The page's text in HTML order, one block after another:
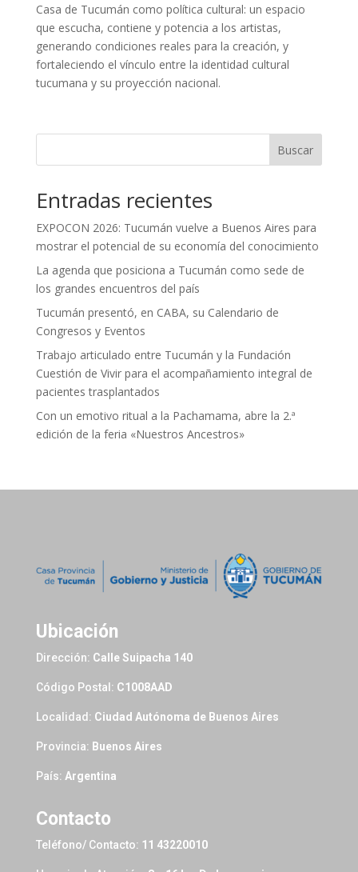
Casa de Tucumán como política cultural: un espacio
que escucha, contiene y potencia a los artistas,
generando condiciones reales para la creación, y
fortaleciendo el vínculo entre la identidad cultural
tucumana y su proyección nacional.
Buscar
Entradas recientes
EXPOCON 2026: Tucumán vuelve a Buenos Aires para
mostrar el potencial de su economía del conocimiento
La agenda que posiciona a Tucumán como sede de
los grandes encuentros del país
Tucumán presentó, en CABA, su Calendario de
Congresos y Eventos
Trabajo articulado entre Tucumán y la Fundación
Cuestión de Vivir para el acompañamiento integral de
pacientes trasplantados
Con un emotivo ritual a la Pachamama, abre la 2.ª
edición de la feria «Nuestros Ancestros»
Ubicación
Dirección: Calle Suipacha 140
Código Postal: C1008AAD
Localidad: Ciudad Autónoma de Buenos Aires
Provincia: Buenos Aires
País: Argentina
Contacto
Teléfono/ Contacto: 11 43220010